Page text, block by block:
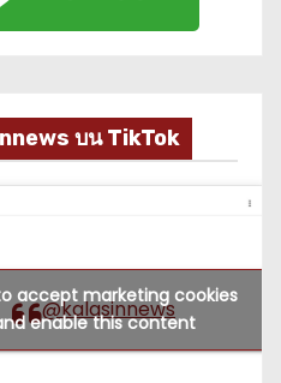
บน TikTok
@kalasinnews
accept marketing cookies
enable this content